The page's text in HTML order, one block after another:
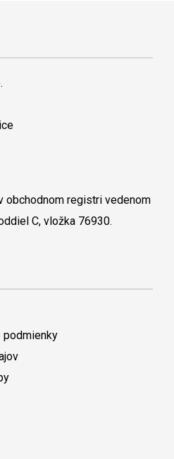
obchodnom registri vedenom
C, vložka 76930.
podmienky